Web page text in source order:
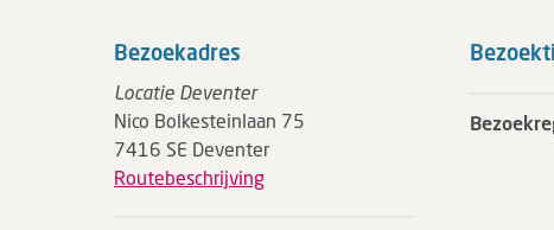
Bezoekadres
Locatie Deventer
Nico Bolkesteinlaan 75
7416 SE Deventer
Routebeschrijving